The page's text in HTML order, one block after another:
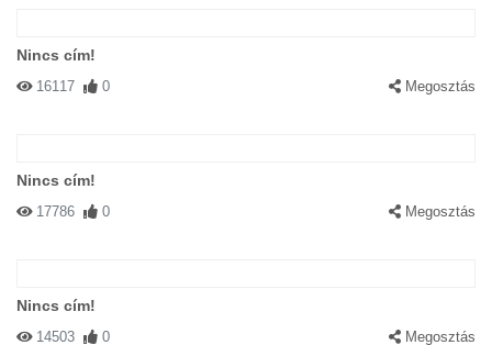
Nincs cím!
16117 0 Megosztás
Nincs cím!
17786 0 Megosztás
Nincs cím!
14503 0 Megosztás